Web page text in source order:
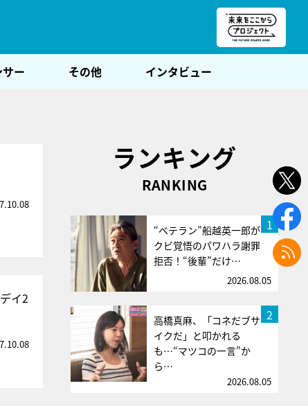
ー その他 インタビュー
イ2
ランキング
RANKING
1
“ベテラン”船越英一郎が
クビ覚悟のパワハラ謝罪
拒否！“後輩”だけ…
2026.08.05
2
高橋真麻、「コネだブサ
イクだ」と叩かれる
も…“マツコの一言”か
ら…
2026.08.05